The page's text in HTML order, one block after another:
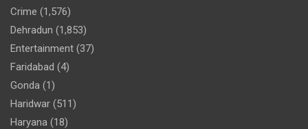
Crime (1,576)
Dehradun (1,853)
Entertainment (37)
Faridabad (4)
Gonda (1)
Haridwar (511)
Haryana (18)